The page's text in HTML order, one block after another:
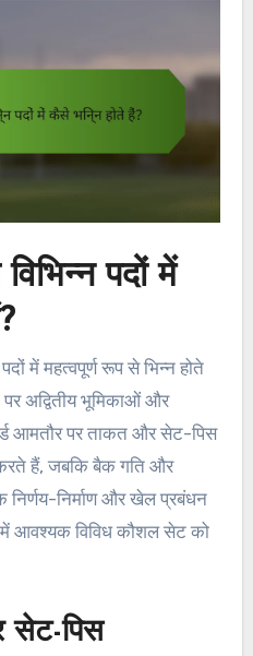
पदों में
में महत्वपूर्ण रूप से भिन्न होते
अद्वितीय भूमिकाओं और
आमतौर पर ताकत और सेट-पिस
करते हैं, जबकि बैक गति और
निर्माण और खेल प्रबंधन
में आवश्यक विविध कौशल सेट को
सेट-पिस